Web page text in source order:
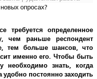
опросах?
требуется определенное
чем раньше респондент
тем больше шансов, что
именно его.Чтобы быть
знать, когда
постоянно заходить